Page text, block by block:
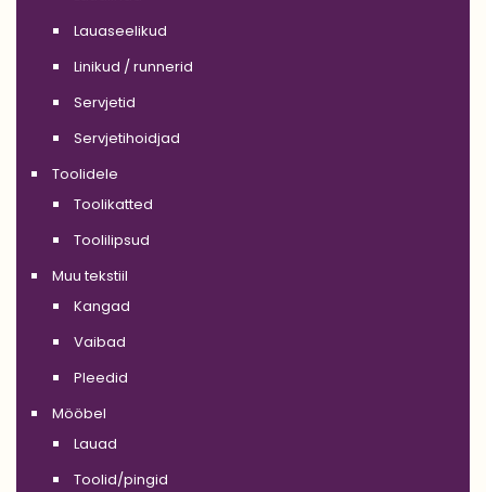
Lauaseelikud
Linikud / runnerid
Servjetid
Servjetihoidjad
Toolidele
Toolikatted
Toolilipsud
Muu tekstiil
Kangad
Vaibad
Pleedid
Mööbel
Lauad
Toolid/pingid